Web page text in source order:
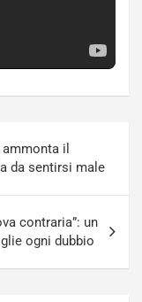
il
da sentirsi male
contraria”: un
ogni dubbio